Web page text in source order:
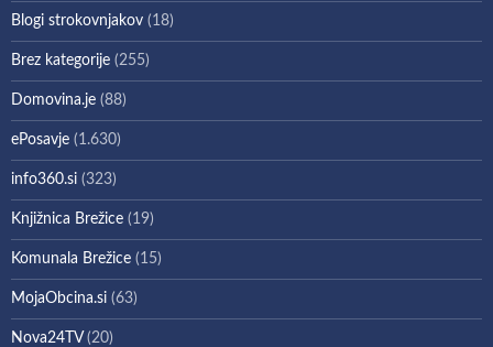
Blogi strokovnjakov (18)
Brez kategorije (255)
Domovina.je (88)
ePosavje (1.630)
info360.si (323)
Knjižnica Brežice (19)
Komunala Brežice (15)
MojaObcina.si (63)
Nova24TV(20)